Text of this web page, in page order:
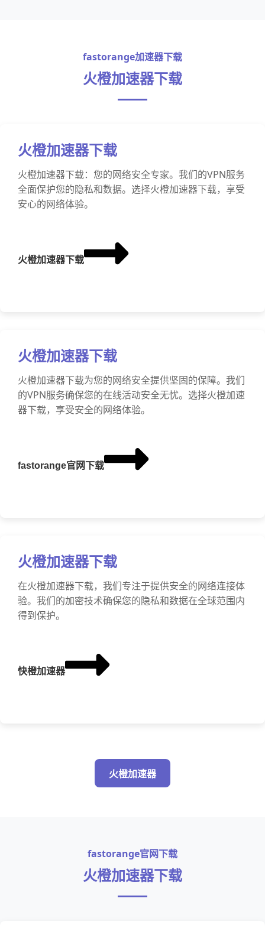
fastorange加速器下载
火橙加速器下载
火橙加速器下载
火橙加速器下载：您的网络安全专家。我们的VPN服务
全面保护您的隐私和数据。选择火橙加速器下载，享受
安心的网络体验。
火橙加速器下载
火橙加速器下载
火橙加速器下载为您的网络安全提供坚固的保障。我们
的VPN服务确保您的在线活动安全无忧。选择火橙加速
器下载，享受安全的网络体验。
fastorange官网下载
火橙加速器下载
在火橙加速器下载，我们专注于提供安全的网络连接体
验。我们的加密技术确保您的隐私和数据在全球范围内
得到保护。
快橙加速器
火橙加速器
fastorange官网下载
火橙加速器下载